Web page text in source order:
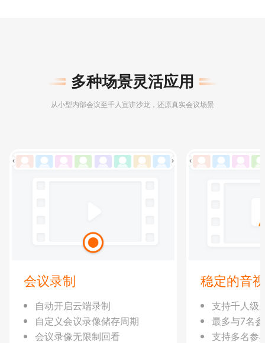
多种场景灵活应用
从小型内部会议至千人宣讲沙龙，还原真实会议场景
会议录制
自动开启云端录制
自定义会议录像储存周期
会议录像无限制回看
稳定的音
支持千人级
最多与7名
支持多名参